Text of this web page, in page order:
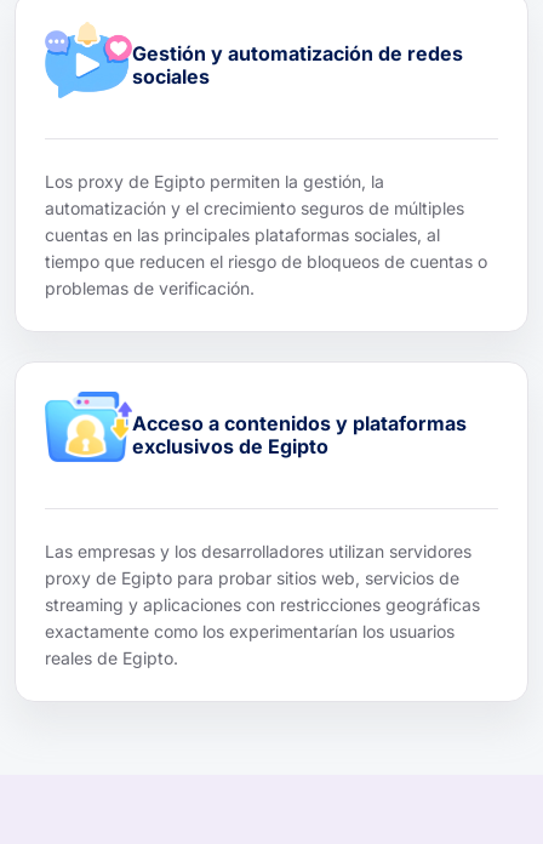
Gestión y automatización de redes
sociales
Los proxy de Egipto permiten la gestión, la
automatización y el crecimiento seguros de múltiples
cuentas en las principales plataformas sociales, al
tiempo que reducen el riesgo de bloqueos de cuentas o
problemas de verificación.
Acceso a contenidos y plataformas
exclusivos de Egipto
Las empresas y los desarrolladores utilizan servidores
proxy de Egipto para probar sitios web, servicios de
streaming y aplicaciones con restricciones geográficas
exactamente como los experimentarían los usuarios
reales de Egipto.